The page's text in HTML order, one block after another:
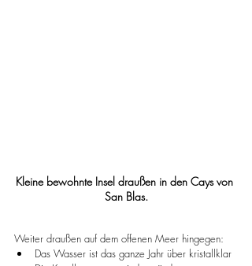
Kleine bewohnte Insel draußen in den Cays von
San Blas.
Weiter draußen auf dem offenen Meer hingegen:
Das Wasser ist das ganze Jahr über kristallklar